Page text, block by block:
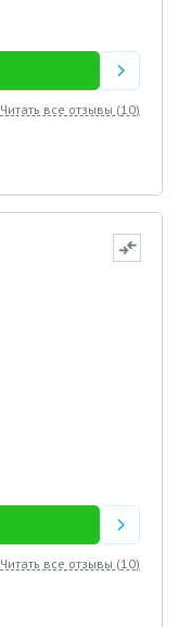
Читать все отзывы (10)
Читать все отзывы (10)